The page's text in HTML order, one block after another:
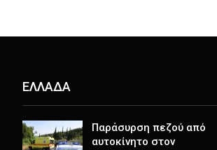
ΕΛΛΑΔΑ
Παράσυρση πεζού από
αυτοκίνητο στον